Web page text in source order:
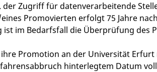
Zugriff für datenverarbeitende
Promovierten erfolgt 75 Jahre
ist im Bedarfsfall die Überprüfung des
Promotion an der Universität
hinterlegtem Datum